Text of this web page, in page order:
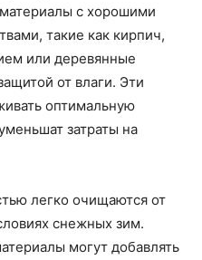
с хорошими
такие как кирпич,
или деревянные
от влаги. Эти
оптимальную
затраты на
легко очищаются от
снежных зим.
могут добавлять